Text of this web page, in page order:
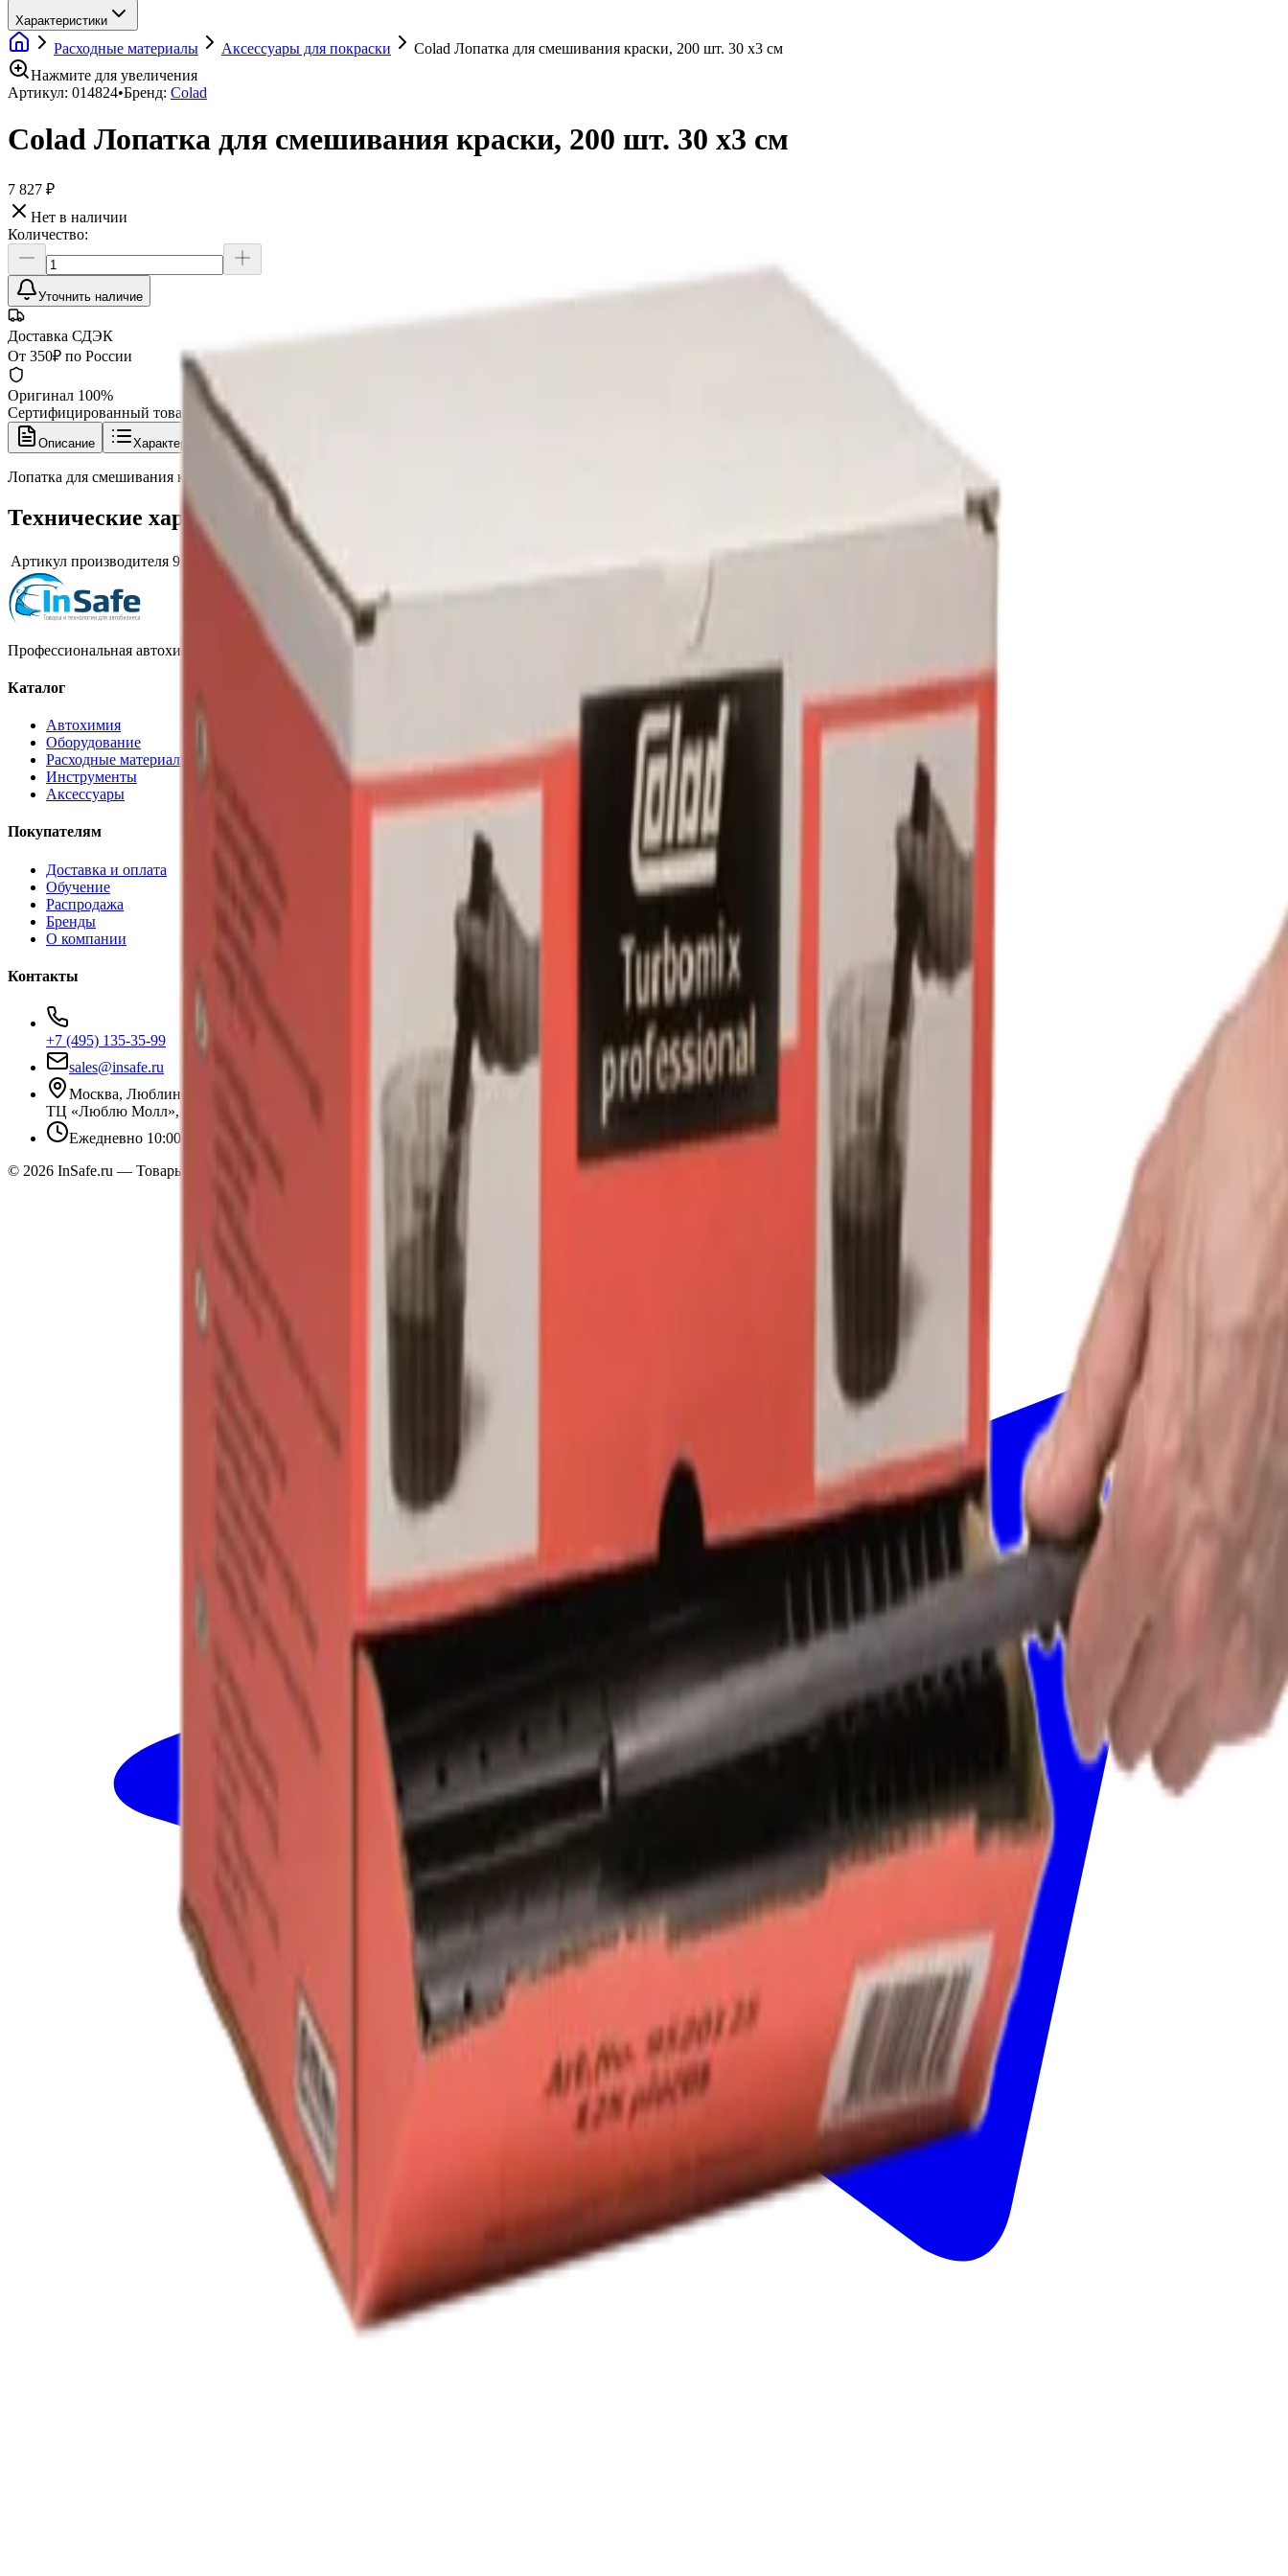
Характеристики
Расходные материалы Аксессуары для покраски
Colad Лопатка для смешивания краски, 200 шт. 30 х3 см
Нажмите для увеличения
Артикул: 014824•Бренд: Colad
Colad Лопатка для смешивания краски, 200 шт. 30 х3 см
7 827 ₽
Нет в наличии
Количество:
Уточнить наличие
Доставка СДЭК
От 350₽ по России
Оригинал 100%
Сертифицированный товар
Описание Характеристики
Лопатка для смешивания краски, 200 шт. 30 х3 см, 9520200, Colad
Технические характеристики
Артикул производителя 9520200
Профессиональная автохимия, оборудование и расходные материалы для детейлинга.
Каталог
Автохимия
Оборудование
Расходные материалы
Инструменты
Аксессуары
Покупателям
Доставка и оплата
Обучение
Распродажа
Бренды
О компании
Контакты
+7 (495) 135-35-99
sales@insafe.ru
Москва, Люблинская ул., 153.
ТЦ «Люблю Молл», -1 уровень
Ежедневно 10:00 — 19:00
© 2026 InSafe.ru — Товары и технологии для автобизнеса